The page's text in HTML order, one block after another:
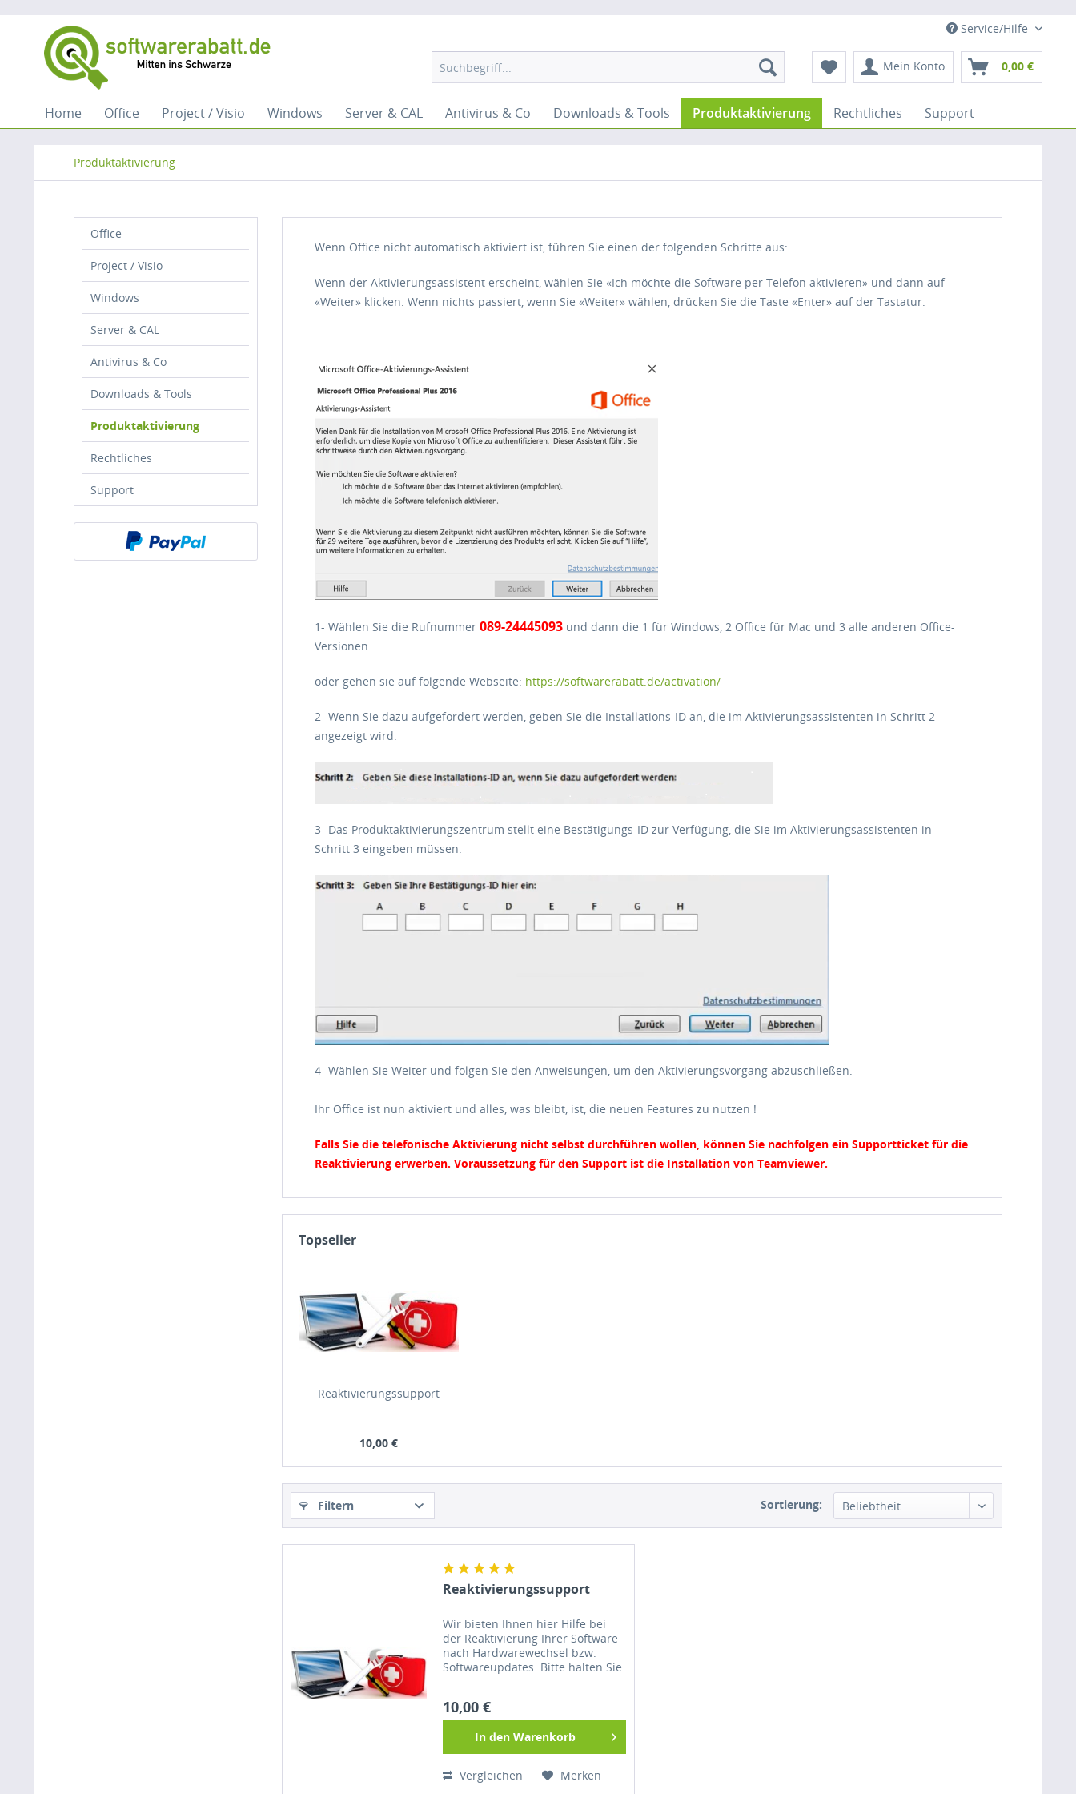
Service/Hilfe
Mein Konto 0,00 €
Home Office Project / Visio Windows Server & CAL Antivirus & Co Downloads & Tools Produktaktivierung Rechtliches Support
Produktaktivierung
Office
Project / Visio
Windows
Server & CAL
Antivirus & Co
Downloads & Tools
Produktaktivierung
Rechtliches
Support
Wenn Office nicht automatisch aktiviert ist, führen Sie einen der folgenden Schritte aus:
Wenn der Aktivierungsassistent erscheint, wählen Sie «Ich möchte die Software per Telefon aktivieren» und dann auf
«Weiter» klicken. Wenn nichts passiert, wenn Sie «Weiter» wählen, drücken Sie die Taste «Enter» auf der Tastatur.
1- Wählen Sie die Rufnummer 089-24445093 und dann die 1 für Windows, 2 Office für Mac und 3 alle anderen Office-
Versionen
oder gehen sie auf folgende Webseite: https://softwarerabatt.de/activation/
2- Wenn Sie dazu aufgefordert werden, geben Sie die Installations-ID an, die im Aktivierungsassistenten in Schritt 2
angezeigt wird.
3- Das Produktaktivierungszentrum stellt eine Bestätigungs-ID zur Verfügung, die Sie im Aktivierungsassistenten in
Schritt 3 eingeben müssen.
4- Wählen Sie Weiter und folgen Sie den Anweisungen, um den Aktivierungsvorgang abzuschließen.
Ihr Office ist nun aktiviert und alles, was bleibt, ist, die neuen Features zu nutzen !
Falls Sie die telefonische Aktivierung nicht selbst durchführen wollen, können Sie nachfolgen ein Supportticket für die
Reaktivierung erwerben. Voraussetzung für den Support ist die Installation von Teamviewer.
Topseller
Reaktivierungssupport
10,00 €
Filtern Sortierung:
Reaktivierungssupport
Wir bieten Ihnen hier Hilfe bei
der Reaktivierung Ihrer Software
nach Hardwarewechsel bzw.
Softwareupdates. Bitte halten Sie
sein.
10,00 €
In den Warenkorb
Vergleichen Merken